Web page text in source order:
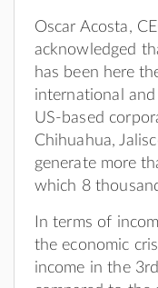
Oscar Acosta,
acknowledged
has been here
international
US-based
Chihuahua,
generate more
which 8
In terms of
the economic
income in the